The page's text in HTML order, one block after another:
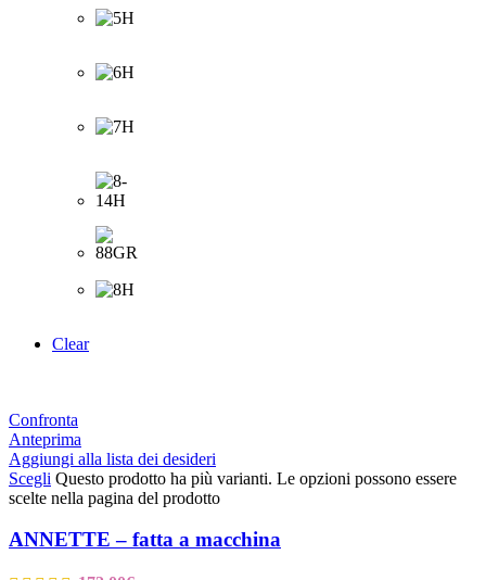
Clear
Confronta
Anteprima
Aggiungi alla lista dei desideri
Scegli Questo prodotto ha più varianti. Le opzioni possono essere
scelte nella pagina del prodotto
ANNETTE – fatta a macchina